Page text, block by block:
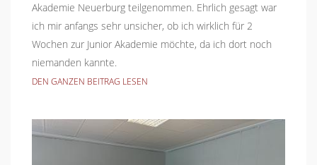
Akademie Neuerburg teilgenommen. Ehrlich gesagt war
ich mir anfangs sehr unsicher, ob ich wirklich für 2
Wochen zur Junior Akademie möchte, da ich dort noch
niemanden kannte.
DEN GANZEN BEITRAG LESEN